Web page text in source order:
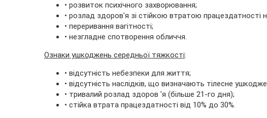
• розвиток психічного захворювання;
• розлад здоров'я зі стійкою втратою працездатності
• переривання вагітності;
• незгладне спотворення обличчя.
Ознаки ушкоджень середньої тяжкості:
• відсутність небезпеки для життя;
• відсутність наслідків, що визначають тілесне
• тривалий розлад здоров 'я (більше 21-го дня);
• стійка втрата працездатності від 10% до 30%.